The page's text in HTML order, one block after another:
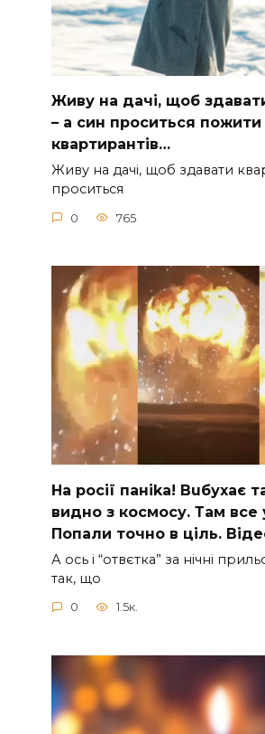
Живу на дачі, щоб
– а син проситься пожити
квартирантів…
Живу на дачі, щоб здавати
проситься
0 765
На рocії паніkа! Вuбухає
видно з коcмосу. Там вcе
Пoпали тoчно в ціль.
А ocь і “отвєтка” за нiчнi
так, що
0 1.5к.